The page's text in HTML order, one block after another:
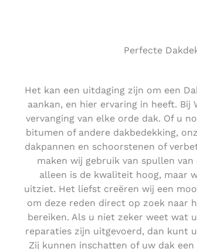
Perfecte
Het kan een uitdaging zijn om een
aankan, en hier ervaring in heeft.
vervanging van elke orde dak. Of u
bitumen of andere dakbedekking,
dakpannen en schoorstenen of
maken wij gebruik van spullen
alleen is de kwaliteit hoog, maar
uitziet. Het liefst creëren wij een
om deze reden direct op zoek naar
bereiken. Als u niet zeker weet wat
reparaties zijn uitgevoerd, dan kunt
Zij kunnen inschatten of uw dak